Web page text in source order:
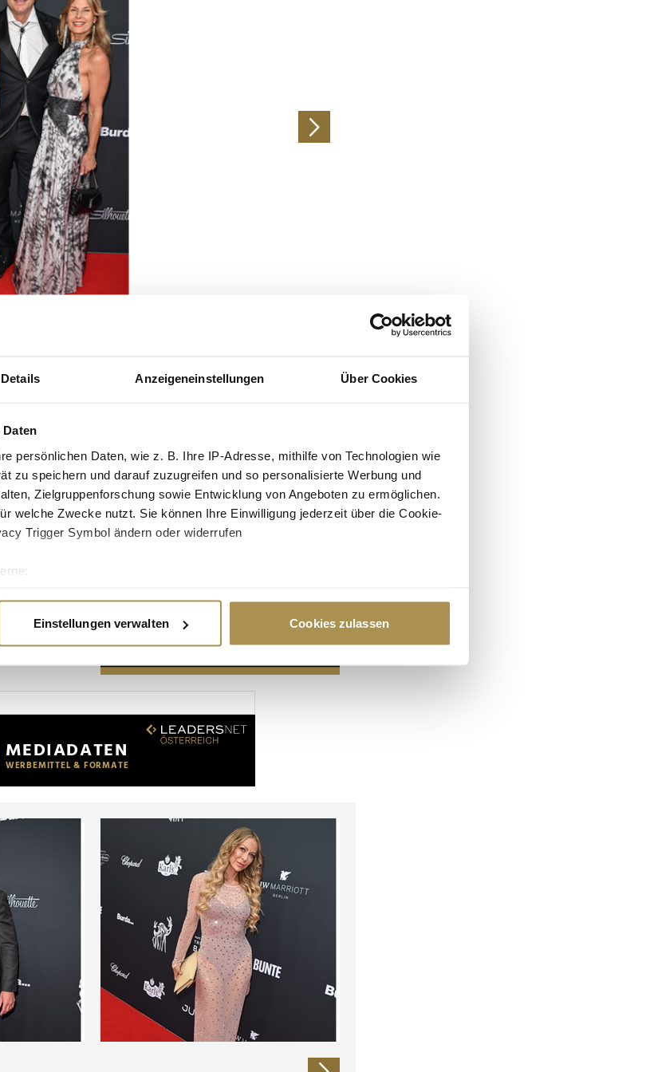
Details Anzeigeneinstellungen Über Cookies
persönlichen Daten, wie z. B. Ihre IP-Adresse, mithilfe von Technologien wie
zu speichern und darauf zuzugreifen und so personalisierte Werbung und
Zielgruppenforschung sowie Entwicklung von Angeboten zu ermöglichen.
welche Zwecke nutzt. Sie können Ihre Einwilligung jederzeit über die Cookie-
Trigger Symbol ändern oder widerrufen
Daten verarbeitet werden, und legen Sie Ihre Präferenzen im
zu personalisieren, Funktionen für soziale Medien anbieten zu können
Werbung und Analysen weiter. Unsere Partner führen diese Informationen
die Sie ihnen bereitgestellt haben oder die sie im Rahmen Ihrer Nutzung
Einstellungen verwalten Cookies zulassen
Advertisement